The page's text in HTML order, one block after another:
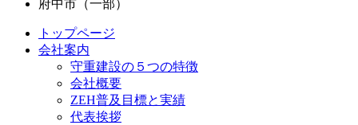
府中市（一部）
トップページ
会社案内
守重建設の５つの特徴
会社概要
ZEH普及目標と実績
代表挨拶